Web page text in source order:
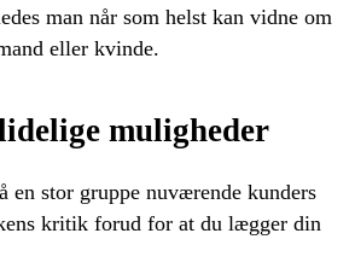
man når som helst kan vidne om
eller kvinde.
muligheder
stor gruppe nuværende kunders
kritik forud for at du lægger din